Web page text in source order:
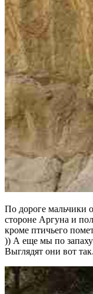
По дороге мальчики
стороне Аргуна и
кроме птичьего
)) А еще мы по
Выглядят они вот так.